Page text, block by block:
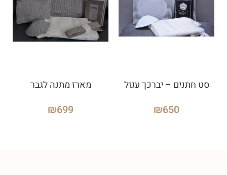
סט חתנים – יברכך עגול
₪650
מארז מתנה לגבר
₪699